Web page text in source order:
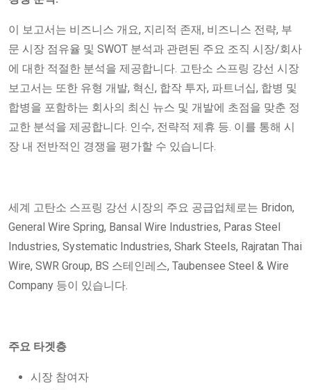
이 보고서는 비즈니스 개요, 지리적 존재, 비즈니스 전략, 부
문 시장 점유율 및 SWOT 분석과 관련된 주요 조직 시장/회사
에 대한 적절한 분석을 제공합니다. 고탄소 스프링 강선 시장
보고서는 또한 유형 개발, 혁신, 합작 투자, 파트너십, 합병 및
합병을 포함하는 회사의 최신 뉴스 및 개발에 초점을 맞춘 정
교한 분석을 제공합니다. 인수, 전략적 제휴 등. 이를 통해 시
장 내 전반적인 경쟁을 평가할 수 있습니다.
세계 고탄소 스프링 강선 시장의 주요 공급업체로는 Bridon,
General Wire Spring, Bansal Wire Industries, Paras Steel
Industries, Systematic Industries, Shark Steels, Rajratan Thai
Wire, SWR Group, BS 스테인레스, Taubensee Steel & Wire
Company 등이 있습니다.
주요 타겟층
시장 참여자